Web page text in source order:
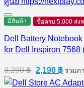
มีสินค้า ซื้อครบ 5,000 ส่ง
Dell Battery
for Dell Inspiron
3,290฿ Original
price
was:
2,190 ฿
price
is:
รวมภ